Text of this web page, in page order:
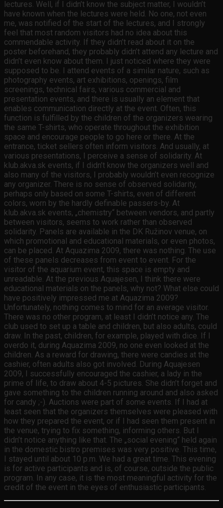
lectures. Well, if I didn’t know the subject matter, I wouldn’t
have known when the lectures were held. No one, not even
me, was notified of the start of the lectures, and I strongly
feel that most random visitors had no idea about this
commendable activity. If they didn’t read about it on the
poster beforehand, they probably didn’t attend any lecture and
didn’t even know about them. I just noticed where they were
supposed to be. I attend events of a similar nature, such as
photography events, art exhibitions, openings, film
screenings, technical fairs, various commercial and
presentation events, and there is usually an element that
enables communication directly at the event. Often, this
function is fulfilled by the children of the organizers wearing
the same T-shirts, who operate throughout the exhibition
space and encourage people to go here or there. At the
entrance, ticket sellers often inform visitors. And usually, at
various presentations, I perceive a sense of solidarity. At
klub.akva.sk events, if I didn’t know the organizers well and
also many of the visitors, I probably wouldn’t even recognize
any organizer. There is no sense of observed solidarity,
perhaps only based on some T-shirts, even of different
colors, worn by the hardly definable passers-by. At
klub.akva.sk events, „chemistry“ between vendors, and partly
between visitors, seems to work rather than observed
solidarity. Panels are available in the DK Ružinov venue, on
which promotional and educational materials, or even photos,
can be placed. At Aquazima 2009, there was nothing. The use
of these panels decreases from event to event. For the
visitor of the aquarium event, this space is empty and
unreadable. At the previous Aquajesen, I think there were
educational materials on the panels, why not? What else could
have positively impressed me at Aquazima 2009?
Unfortunately, nothing comes to mind for an average visitor.
There was no other program, at least I didn’t notice any. The
club used to set up a table and children, but also adults, could
draw. In the past, children, for example, played with dice. If I
overdo it, during Aquazima 2009, no one even looked at the
children. As a reward for drawing, there were candies at the
cashier, often adults also got involved. During Aquajesen
2009, I successfully encouraged the cashier, a lady in the
prime of life, to draw about 4-5 pictures. She didn’t forget and
gave something to the children running around and also asked
for candy ;-). Auctions were part of some events. If I had at
least seen that the organizers themselves were pleased with
how they prepared the event, or if I had seen them present in
the venue, trying to fix something, informing others. But I
didn’t notice anything like that. The „social evening“ held again
in the domestic bistro premises was very positive. This time,
I stayed until about 10 p.m. We had a great time. This evening
is for active participants and is, of course, outside the public
program. In any case, it is the most meaningful activity for the
credit of the event in the eyes of enthusiastic participants.